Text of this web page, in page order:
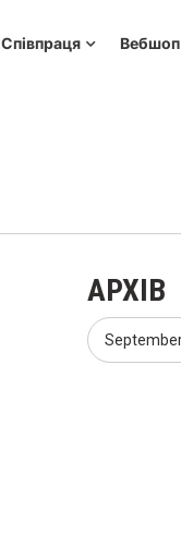
Співпраця Вебшоп
АРХІВ